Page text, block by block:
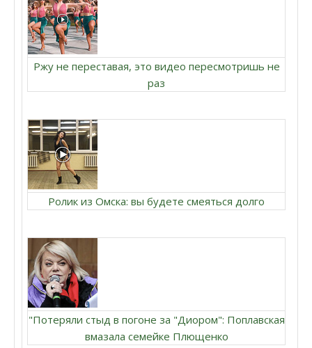
Ржу не переставая, это видео пересмотришь не
раз
Ролик из Омска: вы будете смеяться долго
"Потеряли стыд в погоне за "Диором": Поплавская
вмазала семейке Плющенко